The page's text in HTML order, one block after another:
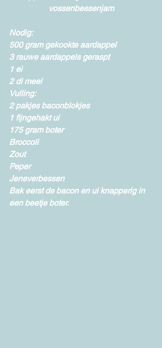
vossenbessenjam
Nodig:
500 gram gekookte aardappel
3 rauwe aardappels geraspt
1 ei
2 dl meel
Vulling:
2 pakjes baconblokjes
1 fijngehakt ui
175 gram boter
Broccoli
Zout
Peper
Jeneverbessen
Bak eerst de bacon en ui knapperig in
een beetje boter.